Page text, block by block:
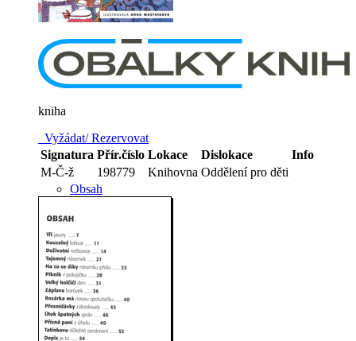
kniha
Vyžádat/ Rezervovat
Signatura Přír.číslo Lokace Dislokace
Info
M-Č-ž
198779 Knihovna Oddělení pro děti
Obsah